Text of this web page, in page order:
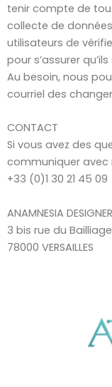
tenir compte de
collecte de
utilisateurs de
pour s’assurer
Au besoin, nous
courriel des
CONTACT
Si vous avez des
communiquer avec
+33 (0)1 30 21 45 09
ANAMNESIA DESIGNER
3 bis rue du Bailliage
78000 VERSAILLES